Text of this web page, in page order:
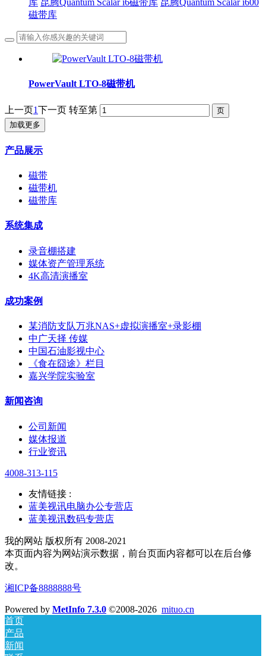
库 昆腾Quantum Scalar i6磁带库 昆腾Quantum Scalar i600
磁带库
PowerVault LTO-8磁带机
上一页1下一页 转至第
加载更多
产品展示
磁带
磁带机
磁带库
系统集成
录音棚搭建
媒体资产管理系统
4K高清演播室
成功案例
某消防支队万兆NAS+虚拟演播室+录影棚
中广天择 传媒
中国石油影视中心
《食在囧途》栏目
嘉兴学院实验室
新闻咨询
公司新闻
媒体报道
行业资讯
4008-313-115
友情链接 :
蓝美视讯电脑办公专营店
蓝美视讯数码专营店
我的网站 版权所有 2008-2021
本页面内容为网站演示数据，前台页面内容都可以在后台修
改。
湘ICP备8888888号
Powered by MetInfo 7.3.0 ©2008-2026 mituo.cn
首页
产品
新闻